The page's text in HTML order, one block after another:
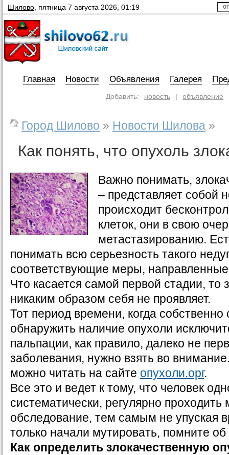
Шилово пятница 7 августа 2026, 01:19
Главная Новости Объявления Галерея
Добавить: новость | объявление
Город Шилово » Новости Шилова »
Как понять, что опухоль
Важно понимать,
– представляет собой
происходит
клеток, они в свою
метастазированию.
понимать всю серьезность такого
соответствующие меры,
Что касается самой первой стадии, то
никаким образом себя не проявляет.
Тот период времени, когда
обнаружить наличие опухоли
пальпации, как правило, далеко не
заболевания, нужно взять во
можно читать на сайте опухоли.орг.
Все это и ведет к тому, что человек
систематически, регулярно проходить
обследование, тем самым не упуская
только начали мутировать, помните
Как определить злокачественную